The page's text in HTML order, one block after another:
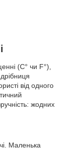
(C° чи F°),
від одного
жодних
Маленька